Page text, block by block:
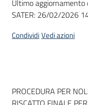
English
Seguici
su
Ultimo aggiornamento
SATER: 26/02/2026
CondividiVedi azioni
Dati del bando
PROCEDURA PER